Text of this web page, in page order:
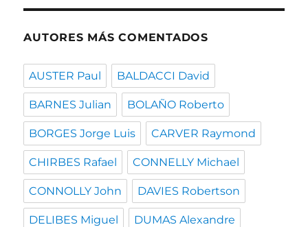
AUTORES MÁS COMENTADOS
AUSTER Paul BALDACCI David
BARNES Julian BOLAÑO Roberto
BORGES Jorge Luis CARVER Raymond
CHIRBES Rafael CONNELLY Michael
CONNOLLY John DAVIES Robertson
DELIBES Miguel DUMAS Alexandre